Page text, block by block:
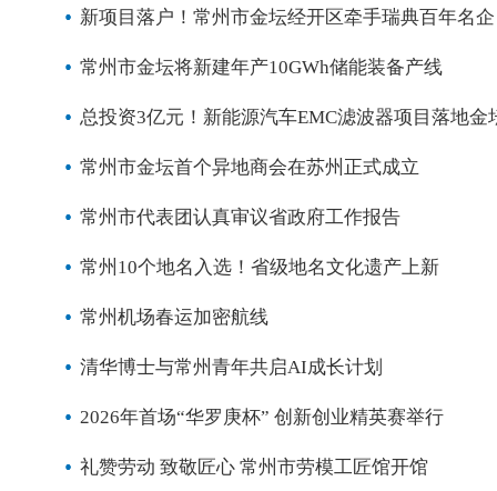
新项目落户！常州市金坛经开区牵手瑞典百年名企
常州市金坛将新建年产10GWh储能装备产线
总投资3亿元！新能源汽车EMC滤波器项目落地金
常州市金坛首个异地商会在苏州正式成立
常州市代表团认真审议省政府工作报告
常州10个地名入选！省级地名文化遗产上新
常州机场春运加密航线
清华博士与常州青年共启AI成长计划
2026年首场“华罗庚杯” 创新创业精英赛举行
礼赞劳动 致敬匠心 常州市劳模工匠馆开馆